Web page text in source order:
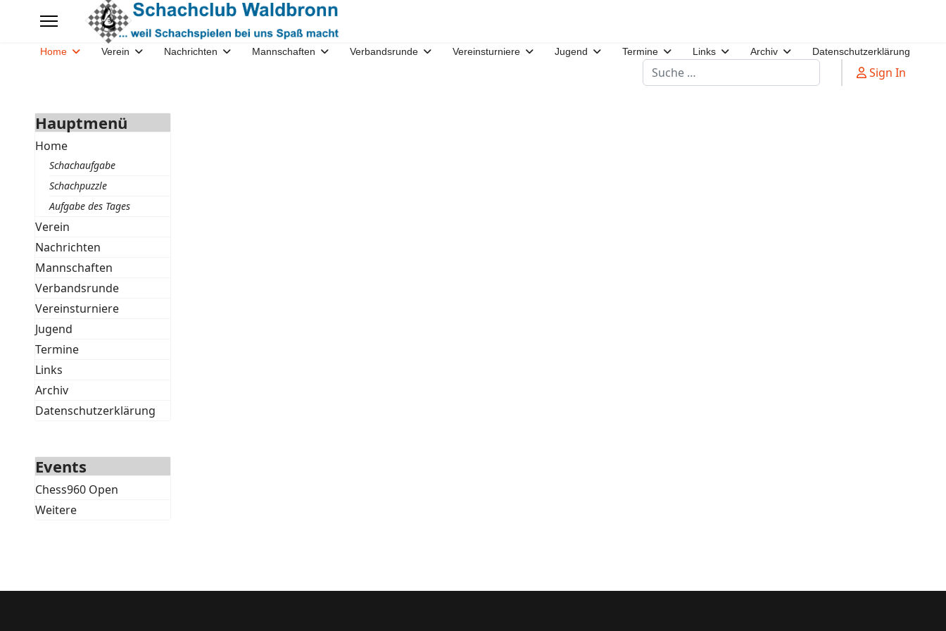
Home Verein Nachrichten Mannschaften Verbandsrunde Vereinsturniere Jugend Termine Links Archiv Datenschutzerklärung
Suchen Sign In
Hauptmenü
Home
Schachaufgabe
Schachpuzzle
Aufgabe des Tages
Verein
Nachrichten
Mannschaften
Verbandsrunde
Vereinsturniere
Jugend
Termine
Links
Archiv
Datenschutzerklärung
Events
Chess960 Open
Weitere